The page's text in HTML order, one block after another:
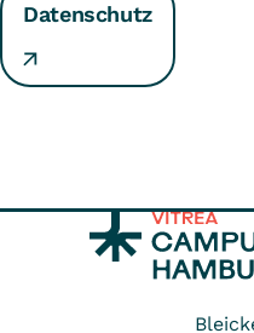
Datenschutz